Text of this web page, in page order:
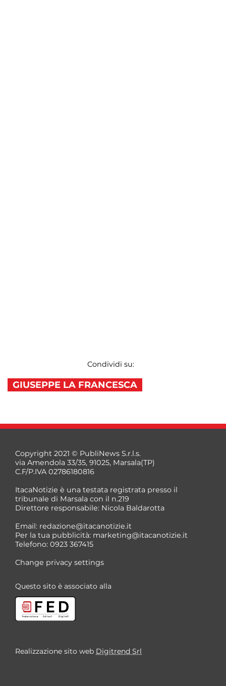
Condividi su:
GIUSEPPE LA FRANCESCA
Copyright 2021 © PubliNews S.r.l.s.
via Amendola 33/35, 91025, Marsala(TP)
C.F/P.IVA 02786180816
ItacaNotizie è una testata registrata presso il
tribunale di Marsala con il n.219
Direttore responsabile: Nicola Baldarotta
Email: redazione@itacanotizie.it
Per la tua pubblicità: marketing@itacanotizie.it
Telefono: 0923 367415
Change privacy settings
Questo sito è associato alla
Realizzazione sito web Digitrend Srl